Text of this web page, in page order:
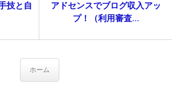
技と自
アドセンスでブログ収入アッ
プ！（利用審査...
ホーム